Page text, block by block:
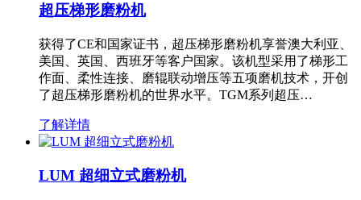
超压梯形磨粉机
获得了CE和国家证书，超压梯形磨粉机享誉澳大利亚、
美国、英国、西班牙等客户国家。该机型采用了梯形工
作面、柔性连接、磨辊联动增压等五项磨机技术，开创
了超压梯形磨粉机的世界水平。TGM系列超压…
了解详情
LUM 超细立式磨粉机